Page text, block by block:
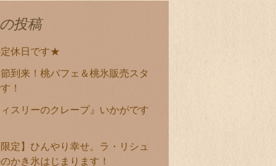
投稿
定休日です★
到来！桃パフェ＆桃氷販売スタ
！
ィスリーのクレープ』いかがです
限定】ひんやり幸せ。ラ・リシュ
かき氷はじまります！